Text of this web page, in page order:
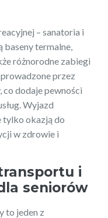
– sanatoria i
termalne,
różnorodne zabiegi
przez
co dodaje pewności
Wyjazd
tylko okazją do
w zdrowie i
i
seniorów
to jeden z